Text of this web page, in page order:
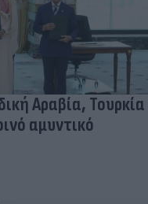
Αραβία, Τουρκία
αμυντικό